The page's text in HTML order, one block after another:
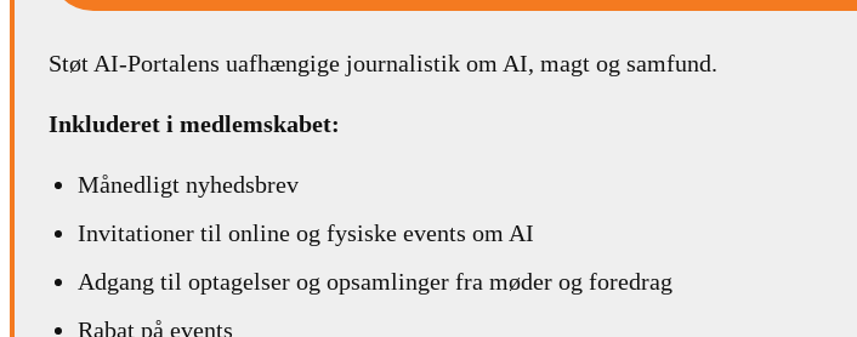
Støt AI-Portalens uafhængige journalistik om AI, magt og samfund.
Inkluderet i medlemskabet:
Månedligt nyhedsbrev
Invitationer til online og fysiske events om AI
Adgang til optagelser og opsamlinger fra møder og foredrag
Rabat på events